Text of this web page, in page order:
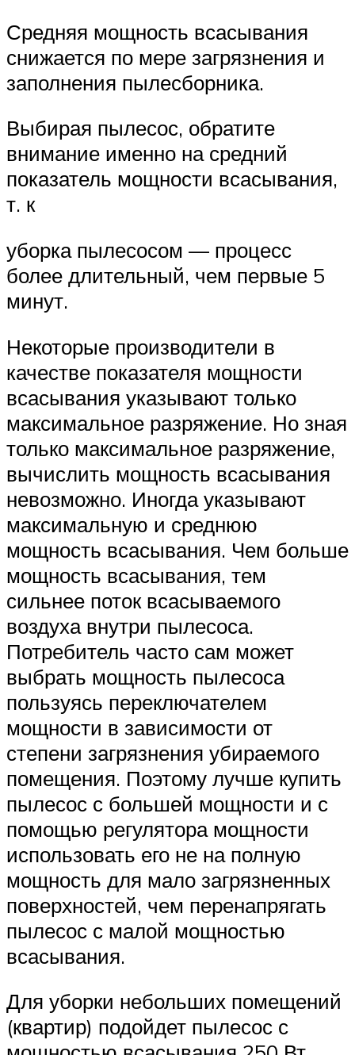
Средняя мощность всасывания
снижается по мере загрязнения и
заполнения пылесборника.
Выбирая пылесос, обратите
внимание именно на средний
показатель мощности всасывания,
т. к
уборка пылесосом — процесс
более длительный, чем первые 5
минут.
Некоторые производители в
качестве показателя мощности
всасывания указывают только
максимальное разряжение. Но зная
только максимальное разряжение,
вычислить мощность всасывания
невозможно. Иногда указывают
максимальную и среднюю
мощность всасывания. Чем больше
мощность всасывания, тем
сильнее поток всасываемого
воздуха внутри пылесоса.
Потребитель часто сам может
выбрать мощность пылесоса
пользуясь переключателем
мощности в зависимости от
степени загрязнения убираемого
помещения. Поэтому лучше купить
пылесос с большей мощности и с
помощью регулятора мощности
использовать его не на полную
мощность для мало загрязненных
поверхностей, чем перенапрягать
пылесос с малой мощностью
всасывания.
Для уборки небольших помещений
(квартир) подойдет пылесос с